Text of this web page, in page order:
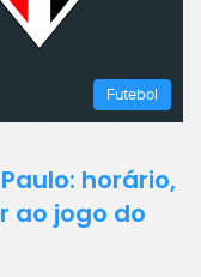
Futebol
horário,
ao jogo do